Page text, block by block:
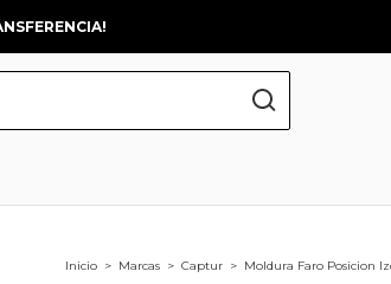
Inicio > Marcas > Captur > Moldura Faro Posicion